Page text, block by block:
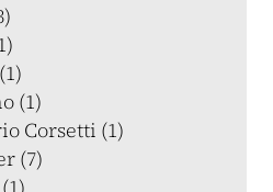
(1)
Corsetti (1)
(7)